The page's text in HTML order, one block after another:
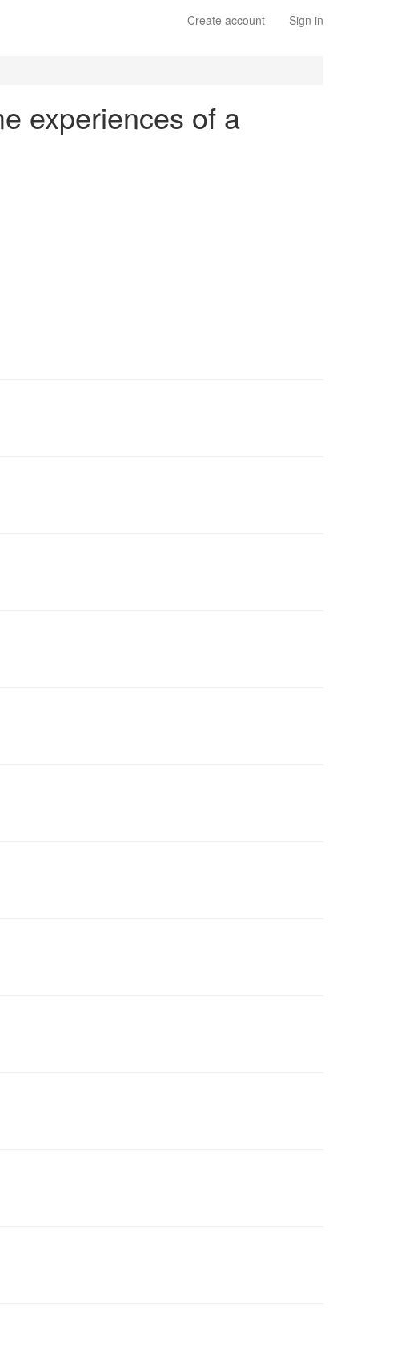
Create account Sign in
experiences of a